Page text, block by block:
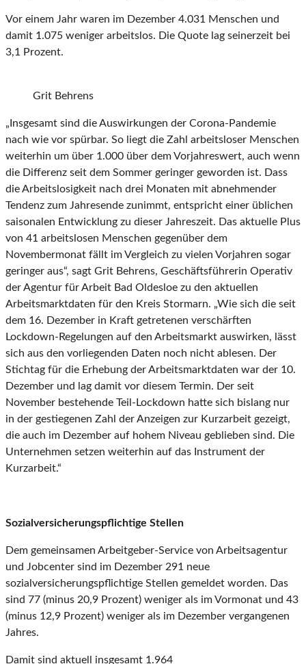
Vor einem Jahr waren im Dezember 4.031 Menschen und
damit 1.075 weniger arbeitslos. Die Quote lag seinerzeit bei
3,1 Prozent.
Grit Behrens
„Insgesamt sind die Auswirkungen der Corona-Pandemie
nach wie vor spürbar. So liegt die Zahl arbeitsloser Menschen
weiterhin um über 1.000 über dem Vorjahreswert, auch wenn
die Differenz seit dem Sommer geringer geworden ist. Dass
die Arbeitslosigkeit nach drei Monaten mit abnehmender
Tendenz zum Jahresende zunimmt, entspricht einer üblichen
saisonalen Entwicklung zu dieser Jahreszeit. Das aktuelle Plus
von 41 arbeitslosen Menschen gegenüber dem
Novembermonat fällt im Vergleich zu vielen Vorjahren sogar
geringer aus“, sagt Grit Behrens, Geschäftsführerin Operativ
der Agentur für Arbeit Bad Oldesloe zu den aktuellen
Arbeitsmarktdaten für den Kreis Stormarn. „Wie sich die seit
dem 16. Dezember in Kraft getretenen verschärften
Lockdown-Regelungen auf den Arbeitsmarkt auswirken, lässt
sich aus den vorliegenden Daten noch nicht ablesen. Der
Stichtag für die Erhebung der Arbeitsmarktdaten war der 10.
Dezember und lag damit vor diesem Termin. Der seit
November bestehende Teil-Lockdown hatte sich bislang nur
in der gestiegenen Zahl der Anzeigen zur Kurzarbeit gezeigt,
die auch im Dezember auf hohem Niveau geblieben sind. Die
Unternehmen setzen weiterhin auf das Instrument der
Kurzarbeit.“
Sozialversicherungspflichtige Stellen
Dem gemeinsamen Arbeitgeber-Service von Arbeitsagentur
und Jobcenter sind im Dezember 291 neue
sozialversicherungspflichtige Stellen gemeldet worden. Das
sind 77 (minus 20,9 Prozent) weniger als im Vormonat und 43
(minus 12,9 Prozent) weniger als im Dezember vergangenen
Jahres.
Damit sind aktuell insgesamt 1.964